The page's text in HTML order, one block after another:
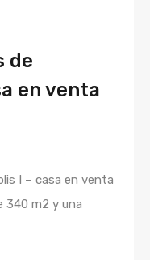
de
en venta
I – casa en venta
340 m2 y una